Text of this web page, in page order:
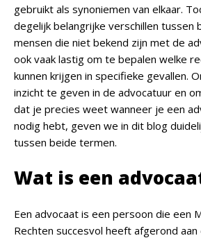
gebruikt als synoniemen van elkaar.
degelijk belangrijke verschillen tussen
mensen die niet bekend zijn met de
ook vaak lastig om te bepalen welke
kunnen krijgen in specifieke gevallen.
inzicht te geven in de advocatuur en
dat je precies weet wanneer je een
nodig hebt, geven we in dit blog
tussen beide termen.
Wat is een
Een advocaat is een persoon die een
Rechten succesvol heeft afgerond